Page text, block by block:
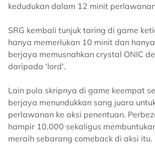
kedudukan dalam 12 minit
SRG kembali tunjuk taring di game
hanya memerlukan 10 minit dan
berjaya memusnahkan crystal ONIC
daripada 'lord'.
Lain pula skripnya di game keempat
berjaya menundukkan sang juara
perlawanan ke aksi penentuan.
hampir 10,000 sekaligus
meraih sebarang comeback di aksi itu.